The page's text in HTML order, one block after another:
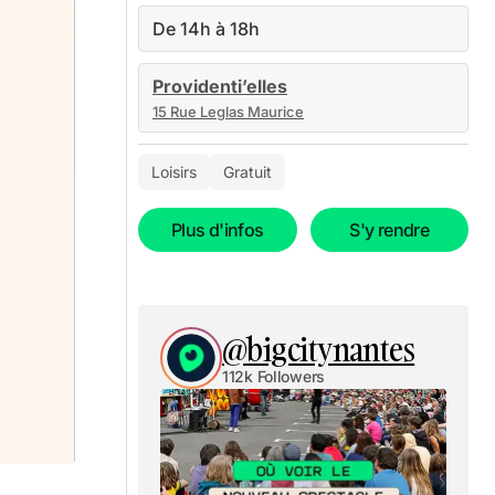
De 14h à 18h
Providenti’elles
15 Rue Leglas Maurice
Loisirs Gratuit
Plus d'infos S'y rendre
@bigcitynantes
112k Followers